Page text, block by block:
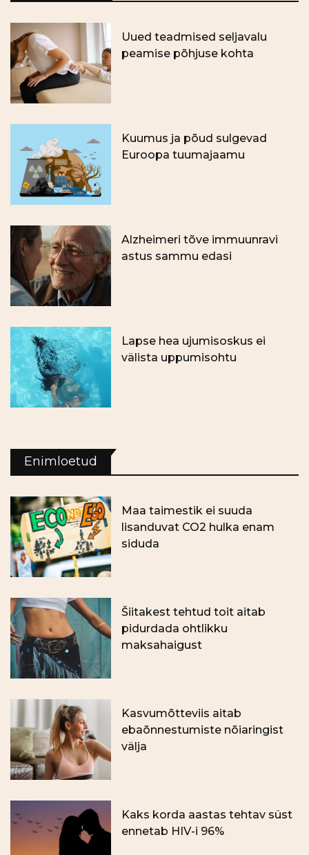
Uued teadmised seljavalu
peamise põhjuse kohta
Kuumus ja põud sulgevad
Euroopa tuumajaamu
Alzheimeri tõve immuunravi
astus sammu edasi
Lapse hea ujumisoskus ei
välista uppumisohtu
Enimloetud
Maa taimestik ei suuda
lisanduvat CO2 hulka enam
siduda
Šiitakest tehtud toit aitab
pidurdada ohtlikku
maksahaigust
Kasvumõtteviis aitab
ebaõnnestumiste nõiaringist
välja
Kaks korda aastas tehtav süst
ennetab HIV-i 96%